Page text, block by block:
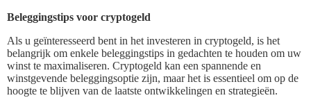
Beleggingstips voor cryptogeld
Als u geïnteresseerd bent in het investeren in cryptogeld, is het
belangrijk om enkele beleggingstips in gedachten te houden om uw
winst te maximaliseren. Cryptogeld kan een spannende en
winstgevende beleggingsoptie zijn, maar het is essentieel om op de
hoogte te blijven van de laatste ontwikkelingen en strategieën.